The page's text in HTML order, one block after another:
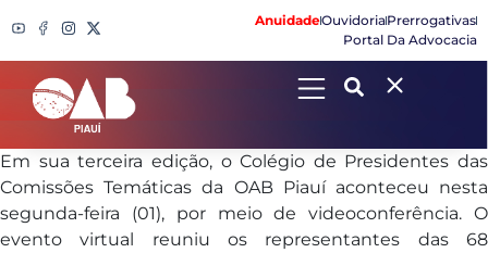
AnuidadeOuvidoriaPrerrogativas
Portal Da Advocacia
Search
Em sua terceira edição, o Colégio de Presidentes das
Comissões Temáticas da OAB Piauí aconteceu nesta
segunda-feira (01), por meio de videoconferência. O
evento virtual reuniu os representantes das 68